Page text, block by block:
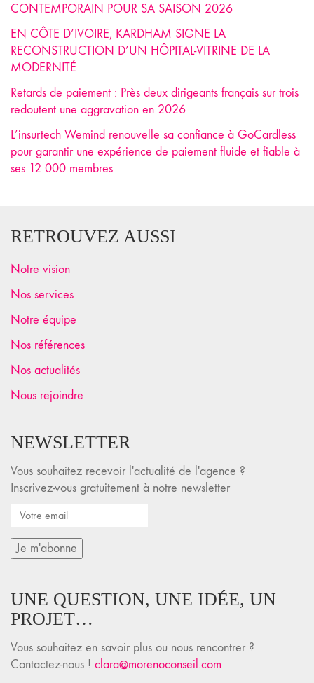
CONTEMPORAIN POUR SA SAISON 2026
EN CÔTE D’IVOIRE, KARDHAM SIGNE LA
RECONSTRUCTION D’UN HÔPITAL-VITRINE DE LA
MODERNITÉ
Retards de paiement : Près deux dirigeants français sur trois
redoutent une aggravation en 2026
L’insurtech Wemind renouvelle sa confiance à GoCardless
pour garantir une expérience de paiement fluide et fiable à
ses 12 000 membres
RETROUVEZ AUSSI
Notre vision
Nos services
Notre équipe
Nos références
Nos actualités
Nous rejoindre
NEWSLETTER
Vous souhaitez recevoir l'actualité de l'agence ?
Inscrivez-vous gratuitement à notre newsletter
UNE QUESTION, UNE IDÉE, UN
PROJET…
Vous souhaitez en savoir plus ou nous rencontrer ?
Contactez-nous ! clara@morenoconseil.com